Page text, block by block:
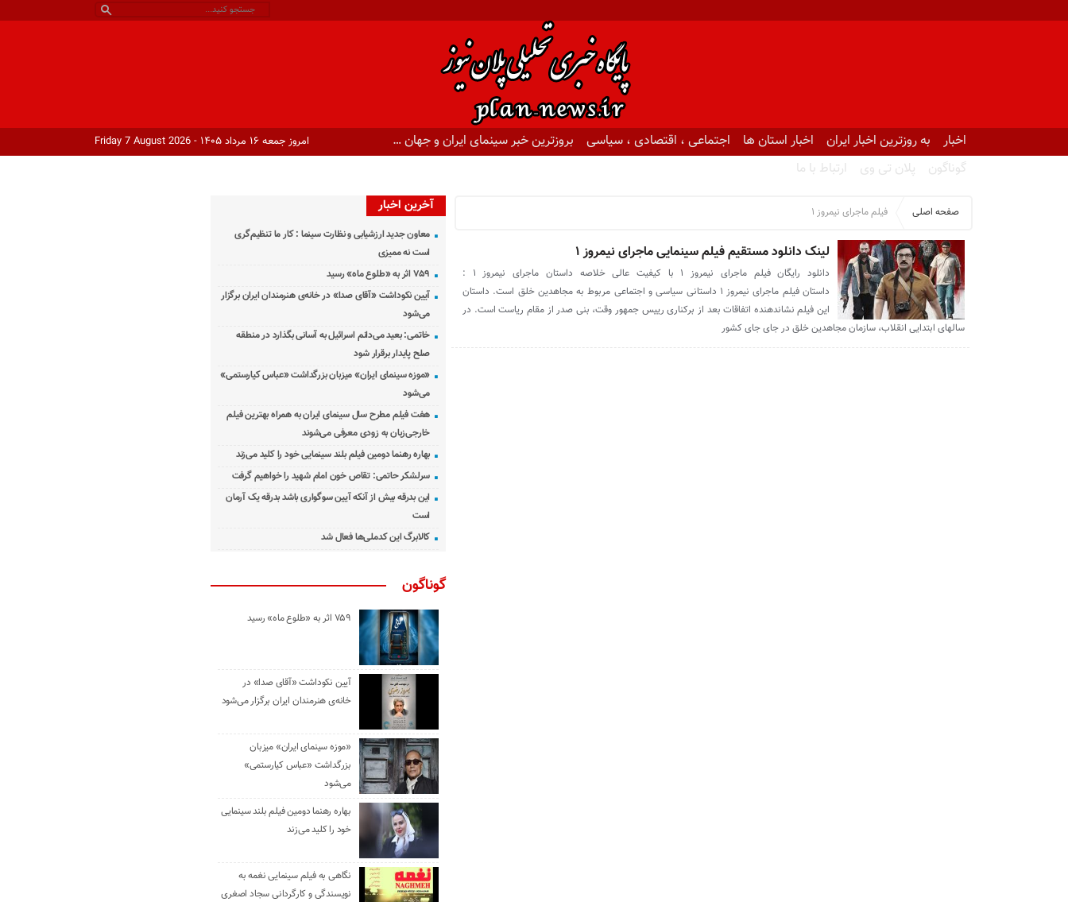
اخبار به روزترین اخبار ایران اخبار استان ها اجتماعی ، اقتصادی ، سیاسی
بروزترین خبر سینمای ایران و جهان …
گوناگون
پلان تی وی ارتباط با ما
امروز جمعه ۱۶ مرداد ۱۴۰۵ - Friday 7 August 2026
صفحه اصلی فیلم ماجرای نیمروز ۱
لینک دانلود مستقیم فیلم سینمایی ماجرای نیمروز ۱
دانلود رایگان فیلم ماجرای نیمروز ۱ با کیفیت عالی خلاصه داستان ماجرای نیمروز ۱ :
داستان فیلم ماجرای نیمروز ۱ داستانی سیاسی و اجتماعی مربوط به مجاهدین خلق است. داستان
این فیلم نشاندهنده اتفاقات بعد از برکناری رییس جمهور وقت، بنی صدر از مقام ریاست است. در
سالهای ابتدایی انقلاب، سازمان مجاهدین خلق در جای جای کشور
آخرین اخبار
معاون جدید ارزشیابی و نظارت سینما : کار ما تنظیم‌گری
است نه ممیزی
۷۵۹ اثر به «طلوع ماه» رسید
آیین نکوداشت «آقای صدا» در خانه‌ی هنرمندان ایران برگزار
می‌شود
خاتمی: بعید می‌دانم اسرائیل به آسانی بگذارد در منطقه
صلح پایدار برقرار شود
«موزه سینمای ایران» میزبان بزرگداشت «عباس کیارستمی»
می‌شود
هفت فیلم مطرح سال سینمای ایران به همراه بهترین فیلم
خارجی‌زبان به زودی معرفی می‌شوند
بهاره رهنما دومین فیلم بلند سینمایی خود را کلید می‌زند
سرلشکر حاتمی: تقاص خون امام شهید را خواهیم گرفت
این بدرقه بیش از آنکه آیین سوگواری باشد بدرقه یک آرمان
است
کالابرگ این کدملی‌ها فعال شد
گوناگون
۷۵۹ اثر به «طلوع ماه» رسید
آیین نکوداشت «آقای صدا» در
خانه‌ی هنرمندان ایران برگزار می‌شود
«موزه سینمای ایران» میزبان
بزرگداشت «عباس کیارستمی»
می‌شود
بهاره رهنما دومین فیلم بلند سینمایی
خود را کلید می‌زند
نگاهی به فیلم سینمایی نغمه به
نویسندگی و کارگردانی سجاد اصغری